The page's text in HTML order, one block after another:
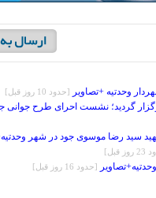
وحدتیه +تصاویر [حدود 10 روز قبل]
گردید؛ نشست احرای طرح جوانی
سید رضا موسوی جود در شهر
قبل]
[حدود 16 روز قبل]